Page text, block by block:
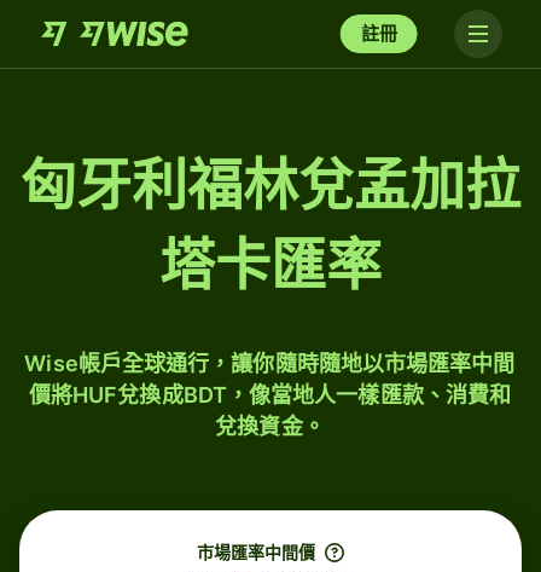
註冊
匈牙利福林兌孟加拉
塔卡匯率
Wise帳戶全球通行，讓你隨時隨地以市場匯率中間
價將HUF兌換成BDT，像當地人一樣匯款、消費和
兌換資金。
市場匯率中間價